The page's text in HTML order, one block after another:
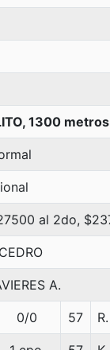
1300 metros
al 2do,
A.
0/0 57